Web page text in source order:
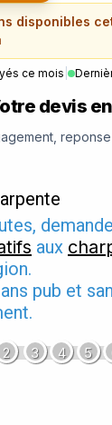
disponibles
ce mois
devis
aux
pub et
2 3 4 5